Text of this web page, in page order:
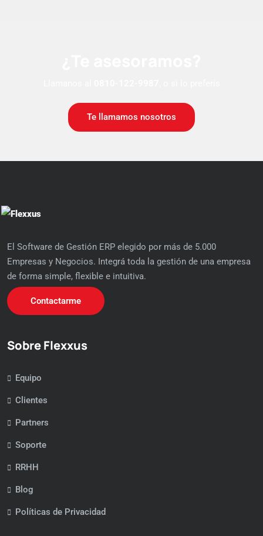
Te llamamos nosotros
El Software de Gestión ERP elegido por más de 5.000
Empresas y Negocios. Integrá toda la gestión de una empresa
de forma simple, flexible e intuitiva.
Contactarme
Sobre Flexxus
Equipo
Clientes
Partners
Soporte
RRHH
Blog
Políticas de Privacidad